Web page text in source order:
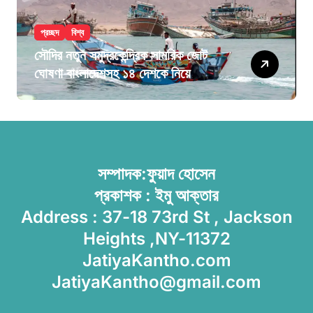
প্রচ্ছদ বিশ্ব
সৌদির নতুন সমুদ্রকেন্দ্রিক সামরিক জোট
ঘোষণা বাংলাদেশসহ ১৪ দেশকে নিয়ে
সম্পাদক:ফুয়াদ হোসেন
প্রকাশক : ইমু আক্তার
Address : 37-18 73rd St , Jackson
Heights ,NY-11372
JatiyaKantho.com
JatiyaKantho@gmail.com